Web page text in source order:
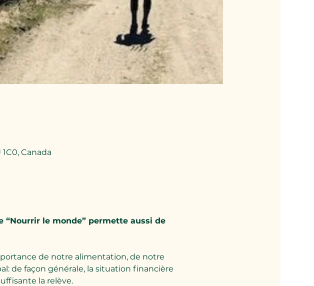
Canada
“Nourrir le monde” permette aussi de
de notre alimentation, de notre
de façon générale, la situation financière
la relève.